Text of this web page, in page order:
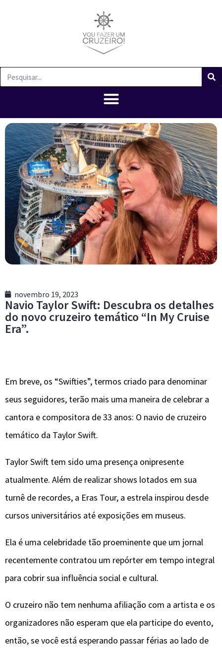
novembro 19, 2023
Navio Taylor Swift: Descubra os detalhes
do novo cruzeiro temático “In My Cruise
Era”.
Em breve, os “Swifties”, termos criado para denominar
seus seguidores, terão mais uma maneira de celebrar a
cantora e compositora de 33 anos: O navio de cruzeiro
temático da Taylor Swift.
Taylor Swift tem sido uma presença onipresente
atualmente. Além de realizar shows lotados em sua
turnê de recordes, a Eras Tour, a estrela inspirou desde
cursos universitários até exposições em museus.
Ela é uma celebridade tão proeminente que um jornal
recentemente contratou um repórter em tempo integral
para cobrir sua influência social e cultural.
O cruzeiro não tem nenhuma afiliação com a artista e os
organizadores não esperam que ela participe do evento,
então, se você está esperando passar férias ao lado de